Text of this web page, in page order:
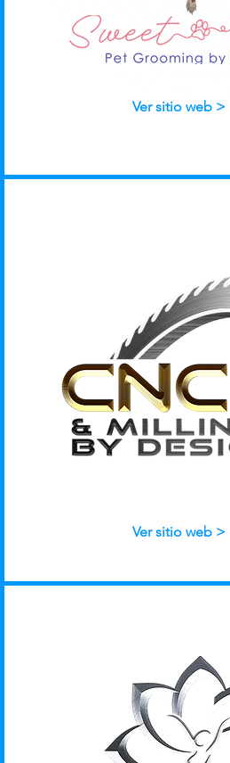
Ver sitio web >
Ver sitio web >